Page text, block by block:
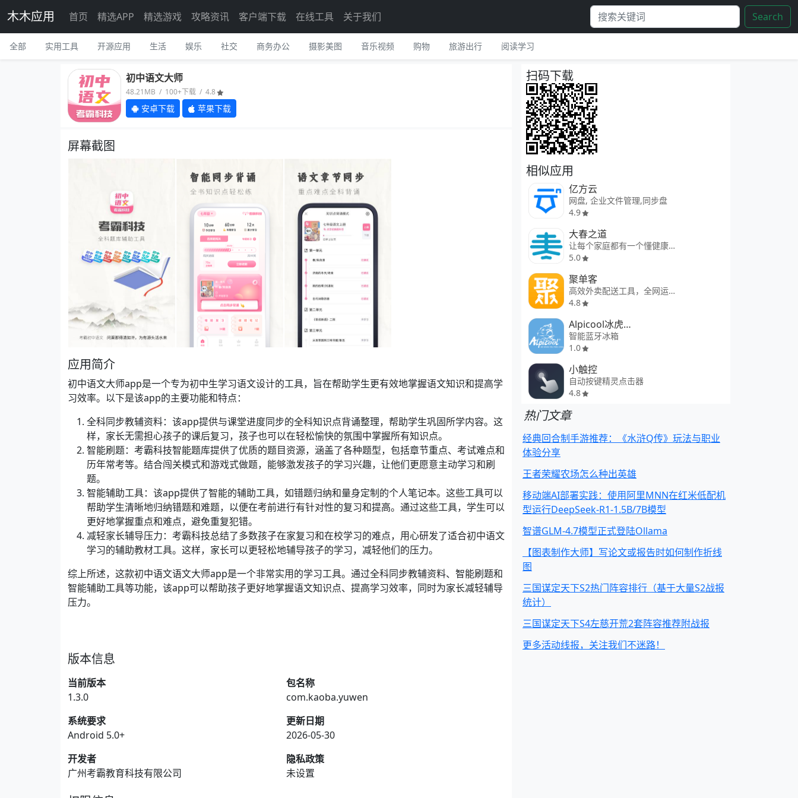
木木应用 首页 精选APP 精选游戏 攻略资讯 客户端下载 在线工具 关于我们 Search
全部 实用工具 开源应用 生活 娱乐 社交 商务办公 摄影美图 音乐视频 购物 旅游出行 阅读学习
初中语文大师
48.21MB / 100+下载 / 4.8
安卓下载 苹果下载
屏幕截图
应用简介
初中语文大师app是一个专为初中生学习语文设计的工具，旨在帮助学生更有效地掌握语文知识和提高学
习效率。以下是该app的主要功能和特点：
全科同步教辅资料：该app提供与课堂进度同步的全科知识点背诵整理，帮助学生巩固所学内容。这
样，家长无需担心孩子的课后复习，孩子也可以在轻松愉快的氛围中掌握所有知识点。
智能刷题：考霸科技智能题库提供了优质的题目资源，涵盖了各种题型，包括章节重点、考试难点和
历年常考等。结合闯关模式和游戏式做题，能够激发孩子的学习兴趣，让他们更愿意主动学习和刷
题。
智能辅助工具：该app提供了智能的辅助工具，如错题归纳和量身定制的个人笔记本。这些工具可以
帮助学生清晰地归纳错题和难题，以便在考前进行有针对性的复习和提高。通过这些工具，学生可以
更好地掌握重点和难点，避免重复犯错。
减轻家长辅导压力：考霸科技总结了多数孩子在家复习和在校学习的难点，用心研发了适合初中语文
学习的辅助教材工具。这样，家长可以更轻松地辅导孩子的学习，减轻他们的压力。
综上所述，这款初中语文语文大师app是一个非常实用的学习工具。通过全科同步教辅资料、智能刷题和
智能辅助工具等功能，该app可以帮助孩子更好地掌握语文知识点、提高学习效率，同时为家长减轻辅导
压力。
版本信息
当前版本
1.3.0
包名称
com.kaoba.yuwen
系统要求
Android 5.0+
更新日期
2026-05-30
开发者
广州考霸教育科技有限公司
隐私政策
未设置
扫码下载
相似应用
亿方云
网盘, 企业文件管理,同步盘
4.9
大春之道
让每个家庭都有一个懂健康的人
5.0
聚单客
高效外卖配送工具，全网运力比价
4.8
Alpicool冰虎智能车载冰箱
智能蓝牙冰箱
1.0
小触控
自动按键精灵点击器
4.8
热门文章
经典回合制手游推荐：《水浒Q传》玩法与职业
体验分享
王者荣耀农场怎么种出英雄
移动端AI部署实践：使用阿里MNN在红米低配机
型运行DeepSeek-R1-1.5B/7B模型
智谱GLM-4.7模型正式登陆Ollama
【图表制作大师】写论文或报告时如何制作折线
图
三国谋定天下S2热门阵容排行（基于大量S2战报
统计）
三国谋定天下S4左慈开荒2套阵容推荐附战报
更多活动线报，关注我们不迷路！